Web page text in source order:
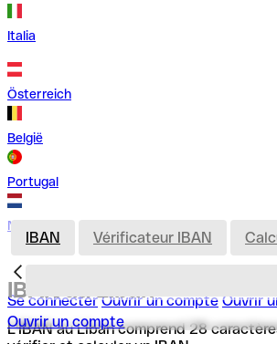
Italia
Österreich
België
Portugal
Nederland
Se connecter Ouvrir un compte Ouvrir
Ouvrir un compte
IBAN Vérificateur IBAN
IBAN au Liban
L'IBAN au Liban comprend 28